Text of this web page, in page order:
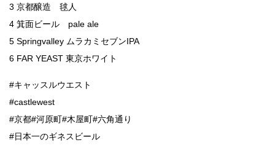
3 京都醸造 毬人
4 箕面ビール pale ale
5 Springvalley ムラカミセブンIPA
6 FAR YEAST 東京ホワイト
#キャッスルウエスト
#castlewest
#京都#河原町#木屋町#六角通り
#日本一のギネスビール